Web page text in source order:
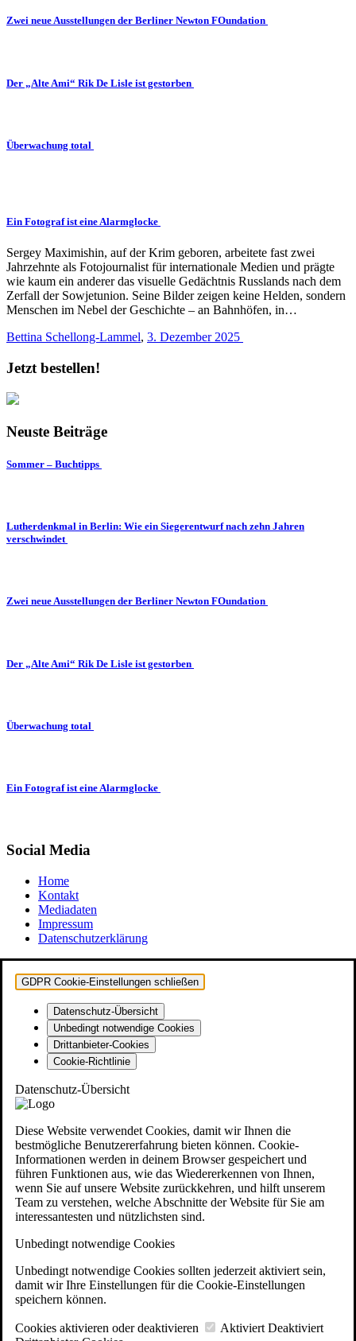
Zwei neue Ausstellungen der Berliner Newton FOundation
Der „Alte Ami“ Rik De Lisle ist gestorben
Überwachung total
Ein Fotograf ist eine Alarmglocke
Sergey Maximishin, auf der Krim geboren, arbeitete fast zwei
Jahrzehnte als Fotojournalist für internationale Medien und prägte
wie kaum ein anderer das visuelle Gedächtnis Russlands nach dem
Zerfall der Sowjetunion. Seine Bilder zeigen keine Helden, sondern
Menschen im Nebel der Geschichte – an Bahnhöfen, in…
Bettina Schellong-Lammel, 3. Dezember 2025
Jetzt bestellen!
Neuste Beiträge
Sommer – Buchtipps
Lutherdenkmal in Berlin: Wie ein Siegerentwurf nach zehn Jahren
verschwindet
Zwei neue Ausstellungen der Berliner Newton FOundation
Der „Alte Ami“ Rik De Lisle ist gestorben
Überwachung total
Ein Fotograf ist eine Alarmglocke
Social Media
Home
Kontakt
Mediadaten
Impressum
Datenschutzerklärung
GDPR Cookie-Einstellungen schließen
Datenschutz-Übersicht
Unbedingt notwendige Cookies
Drittanbieter-Cookies
Cookie-Richtlinie
Datenschutz-Übersicht
Diese Website verwendet Cookies, damit wir Ihnen die
bestmögliche Benutzererfahrung bieten können. Cookie-
Informationen werden in deinem Browser gespeichert und
führen Funktionen aus, wie das Wiedererkennen von Ihnen,
wenn Sie auf unsere Website zurückkehren, und hilft unserem
Team zu verstehen, welche Abschnitte der Website für Sie am
interessantesten und nützlichsten sind.
Unbedingt notwendige Cookies
Unbedingt notwendige Cookies sollten jederzeit aktiviert sein,
damit wir Ihre Einstellungen für die Cookie-Einstellungen
speichern können.
Cookies aktivieren oder deaktivieren Aktiviert Deaktiviert